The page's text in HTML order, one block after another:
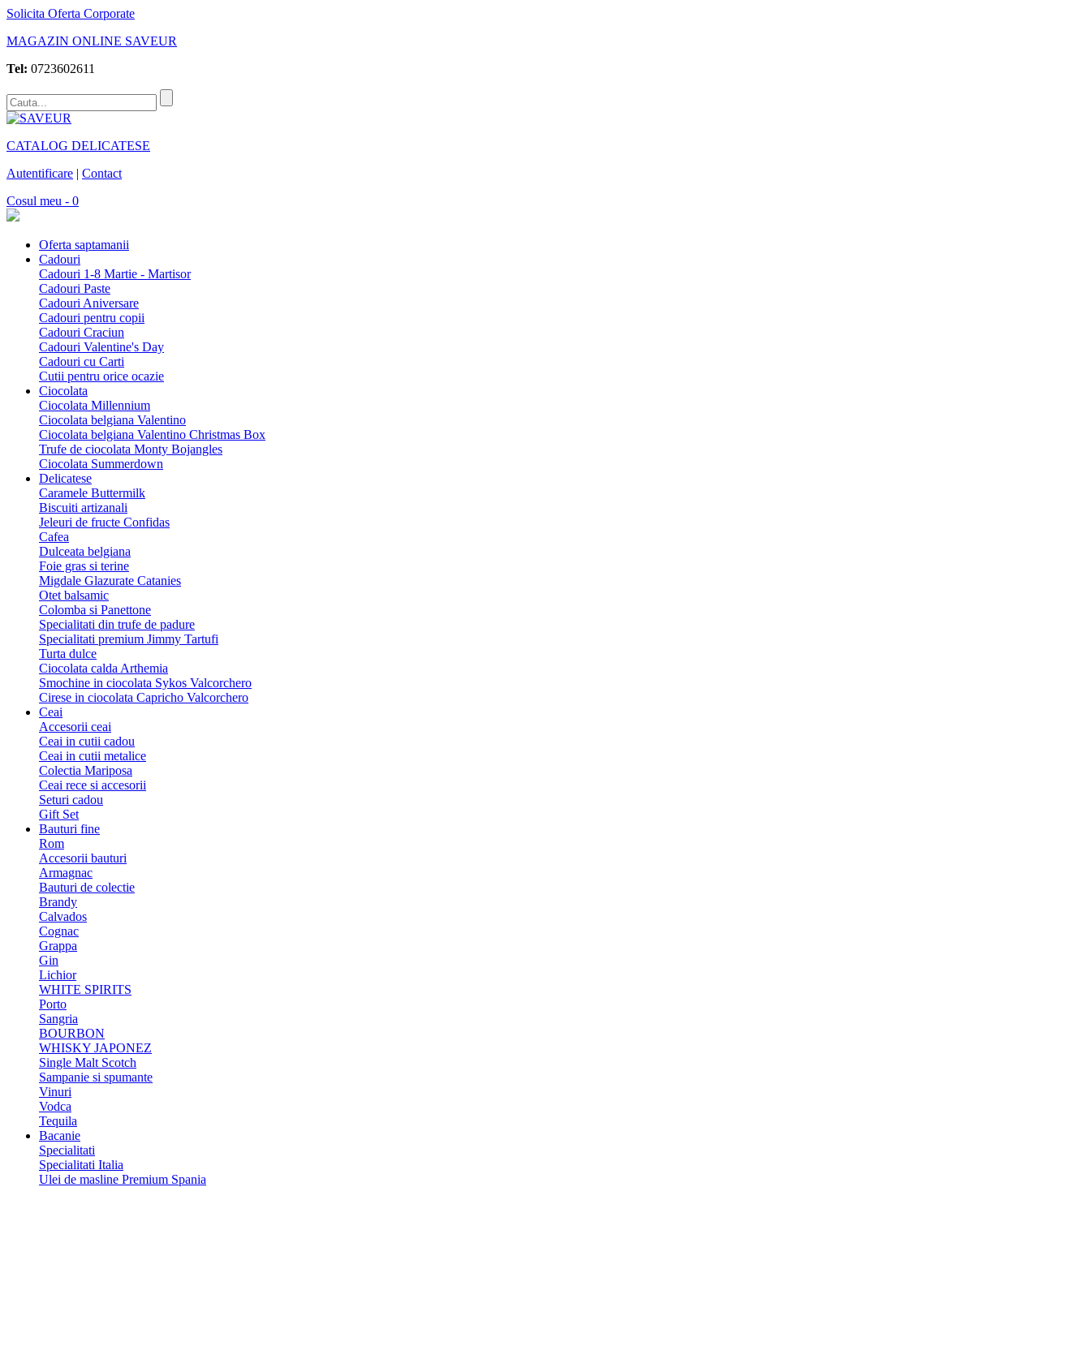
Solicita Oferta Corporate
MAGAZIN ONLINE SAVEUR
Tel: 0723602611
CATALOG DELICATESE
Autentificare | Contact
Cosul meu - 0
Oferta saptamanii
Cadouri
Cadouri 1-8 Martie - Martisor
Cadouri Paste
Cadouri Aniversare
Cadouri pentru copii
Cadouri Craciun
Cadouri Valentine's Day
Cadouri cu Carti
Cutii pentru orice ocazie
Ciocolata
Ciocolata Millennium
Ciocolata belgiana Valentino
Ciocolata belgiana Valentino Christmas Box
Trufe de ciocolata Monty Bojangles
Ciocolata Summerdown
Delicatese
Caramele Buttermilk
Biscuiti artizanali
Jeleuri de fructe Confidas
Cafea
Dulceata belgiana
Foie gras si terine
Migdale Glazurate Catanies
Otet balsamic
Colomba si Panettone
Specialitati din trufe de padure
Specialitati premium Jimmy Tartufi
Turta dulce
Ciocolata calda Arthemia
Smochine in ciocolata Sykos Valcorchero
Cirese in ciocolata Capricho Valcorchero
Ceai
Accesorii ceai
Ceai in cutii cadou
Ceai in cutii metalice
Colectia Mariposa
Ceai rece si accesorii
Seturi cadou
Gift Set
Bauturi fine
Rom
Accesorii bauturi
Armagnac
Bauturi de colectie
Brandy
Calvados
Cognac
Grappa
Gin
Lichior
WHITE SPIRITS
Porto
Sangria
BOURBON
WHISKY JAPONEZ
Single Malt Scotch
Sampanie si spumante
Vinuri
Vodca
Tequila
Bacanie
Specialitati
Specialitati Italia
Ulei de masline Premium Spania